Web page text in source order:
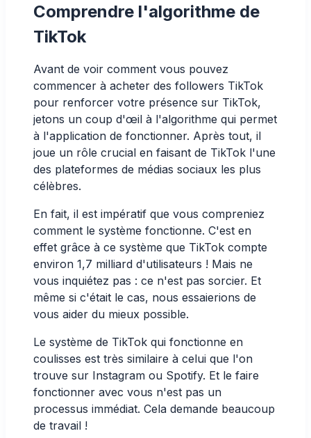
Comprendre l'algorithme de
TikTok
Avant de voir comment vous pouvez
commencer à acheter des followers TikTok
pour renforcer votre présence sur TikTok,
jetons un coup d'œil à l'algorithme qui permet
à l'application de fonctionner. Après tout, il
joue un rôle crucial en faisant de TikTok l'une
des plateformes de médias sociaux les plus
célèbres.
En fait, il est impératif que vous compreniez
comment le système fonctionne. C'est en
effet grâce à ce système que TikTok compte
environ 1,7 milliard d'utilisateurs ! Mais ne
vous inquiétez pas : ce n'est pas sorcier. Et
même si c'était le cas, nous essaierions de
vous aider du mieux possible.
Le système de TikTok qui fonctionne en
coulisses est très similaire à celui que l'on
trouve sur Instagram ou Spotify. Et le faire
fonctionner avec vous n'est pas un
processus immédiat. Cela demande beaucoup
de travail !